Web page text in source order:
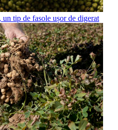
un tip de fasole ușor de digerat